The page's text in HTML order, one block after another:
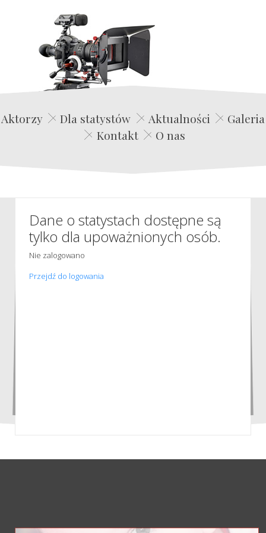
Edwin Film Agencja Aktorska
Aktorzy Dla statystów Aktualności
Galeria
Kontakt
O nas
Dane o statystach dostępne są
tylko dla upoważnionych osób.
Nie zalogowano
Przejdź do logowania